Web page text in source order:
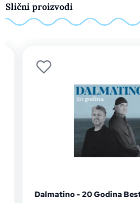
Slični proizvodi
Dalmatino - 20 Godina